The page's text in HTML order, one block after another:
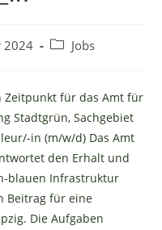
2024
Beitrags-
Jobs
Zeitpunkt für das Amt für
Stadtgrün, Sachgebiet
in (m/w/d) Das Amt
den Erhalt und
blauen Infrastruktur
Beitrag für eine
Die Aufgaben